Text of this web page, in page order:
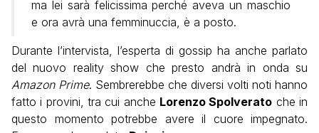
ma lei sarà felicissima perché aveva un maschio
e ora avrà una femminuccia, è a posto.
Durante l’intervista, l’esperta di gossip ha anche parlato
del nuovo reality show che presto andrà in onda su
Amazon Prime. Sembrerebbe che diversi volti noti hanno
fatto i provini, tra cui anche Lorenzo Spolverato che in
questo momento potrebbe avere il cuore impegnato.